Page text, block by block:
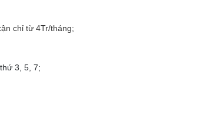
chỉ từ 4Tr/tháng;
3, 5, 7;